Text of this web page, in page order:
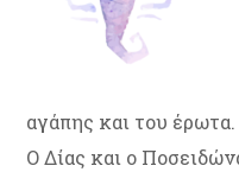
αγάπης και του έρωτα.
Ο Δίας και ο